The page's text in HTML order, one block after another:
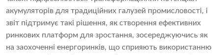
акумуляторів для традиційних галузей промисловості, і
звіт підтримує такі рішення, як створення ефективних
ринкових платформ для зростання, зосереджуючись як
на заохоченні енергоринків, що сприяють використанню